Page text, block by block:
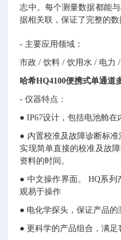
志中。每个测量数据都能
据相关联，保证了完整的数
- 主要应用领域：
市政 /饮料/饮用水/ 电力
哈希HQ4100便携式单通道
-仪器特点：
●IP67设计，包括电池舱在
● 内置校准及故障诊断标
实现简单直接的校准及故
资料的时间。
● 中文操作界面。HQ系列
观易于操作
● 电化学探头，保证产品的
● 更科学的产品组合，满